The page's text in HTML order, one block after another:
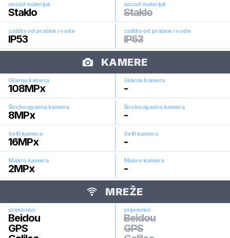
nazad materijal
Staklo
nazad materijal
Staklo
zaštita od prašine i vode
IP53
zaštita od prašine i vode
IP53
KAMERE
Glavna kamera
108MPx
Glavna kamera
-
Širokougaona kamera
8MPx
Širokougaona kamera
-
Selfi kamera
16MPx
Selfi kamera
-
Makro kamera
2MPx
Makro kamera
-
MREŽE
prijemnici
Beidou
GPS
prijemnici
Beidou
GPS